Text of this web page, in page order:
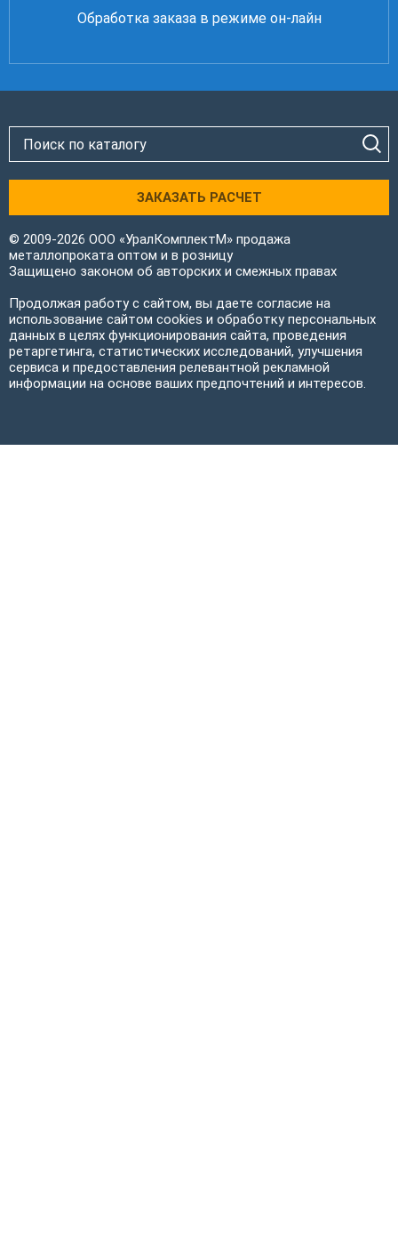
Обработка заказа в режиме он-лайн
ЗАКАЗАТЬ РАСЧЕТ
© 2009-2026 ООО «УралКомплектМ» продажа
металлопроката оптом и в розницу
Защищено законом об авторских и смежных правах
Продолжая работу с сайтом, вы даете согласие на
использование сайтом cookies и обработку персональных
данных в целях функционирования сайта, проведения
ретаргетинга, статистических исследований, улучшения
сервиса и предоставления релевантной рекламной
информации на основе ваших предпочтений и интересов.